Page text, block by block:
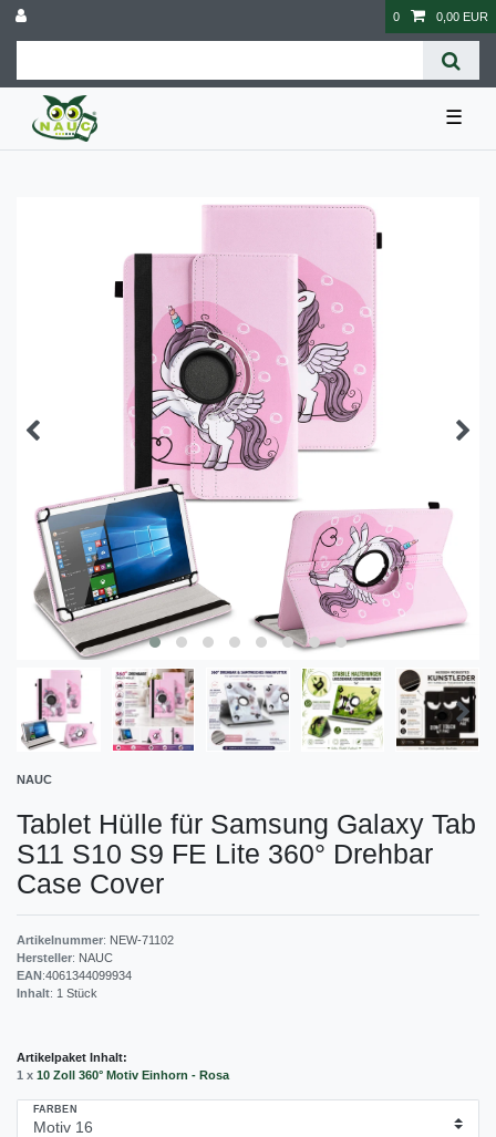
0 0,00 EUR
☰
NAUC
Tablet Hülle für Samsung Galaxy Tab
S11 S10 S9 FE Lite 360° Drehbar
Case Cover
Artikelnummer: NEW-71102
Hersteller: NAUC
EAN:4061344099934
Inhalt: 1 Stück
Artikelpaket Inhalt:
1 x 10 Zoll 360° Motiv Einhorn - Rosa
FARBEN